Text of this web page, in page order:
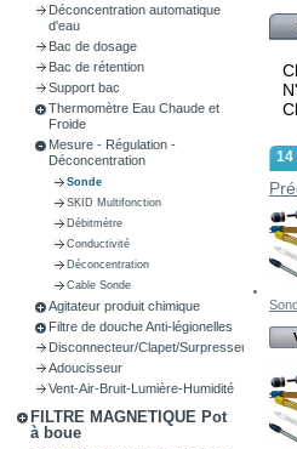
Déconcentration automatique
d'eau
Bac de dosage
Bac de rétention
Support bac
Thermomètre Eau Chaude et
Froide
Mesure - Régulation -
Déconcentration
Sonde
SKID Multifonction
Débitmètre
Conductivité
Déconcentration
Cable Sonde
Agitateur produit chimique
Filtre de douche Anti-légionelles
Disconnecteur/Clapet/Surpresseur
Adoucisseur
Vent-Air-Bruit-Lumière-Humidité
FILTRE MAGNETIQUE Pot
à boue
14